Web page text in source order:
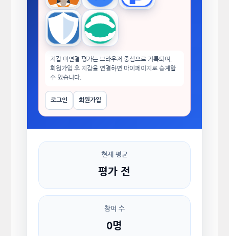
Trust Wallet imToken
지갑 미연결 평가는 브라우저 중심으로 기록되며,
회원가입 후 지갑을 연결하면 마이페이지로 승계할
수 있습니다.
로그인 회원가입
현재 평균
평가 전
참여 수
0명